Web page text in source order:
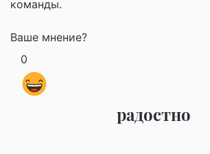
команды.
Ваше мнение?
0
радостно